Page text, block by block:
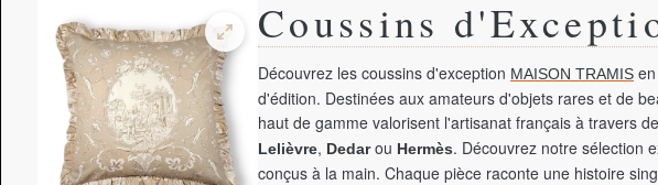
Coussins
Découvrez les coussins d'exception MAISON TRAMIS
d'édition. Destinées aux amateurs d'objets rares et de
haut de gamme valorisent l'artisanat français à travers
Lelièvre, Dedarou Hermès. Découvrez notre sélection
conçus à la main. Chaque pièce raconte une histoire